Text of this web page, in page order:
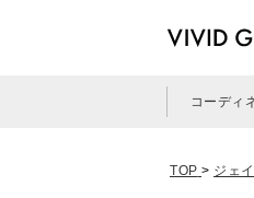
コーディ
TOP > ジェ